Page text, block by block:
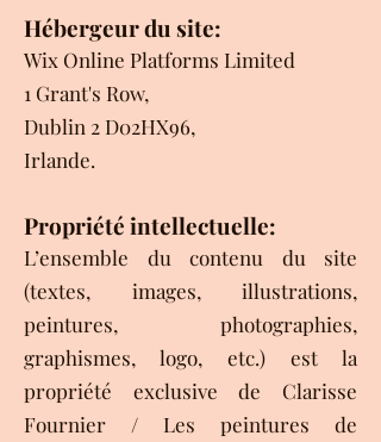
Hébergeur du site:
Wix Online Platforms Limited
1 Grant's Row,
Dublin 2 D02HX96,
Irlande.
Propriété intellectuelle:
L’ensemble du contenu du site
(textes, images, illustrations,
peintures, photographies,
graphismes, logo, etc.) est la
propriété exclusive de Clarisse
Fournier / Les peintures de